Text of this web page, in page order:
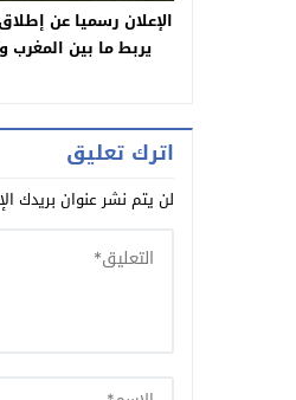
الإعلان رسميا عن
يربط ما بين
اترك تعليق
لن يتم نشر عنوان بريدك